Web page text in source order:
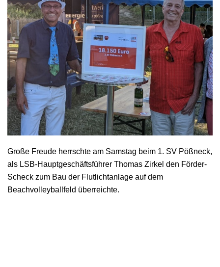
Große Freude herrschte am Samstag beim 1. SV Pößneck,
als LSB-Hauptgeschäftsführer Thomas Zirkel den Förder-
Scheck zum Bau der Flutlichtanlage auf dem
Beachvolleyballfeld überreichte.